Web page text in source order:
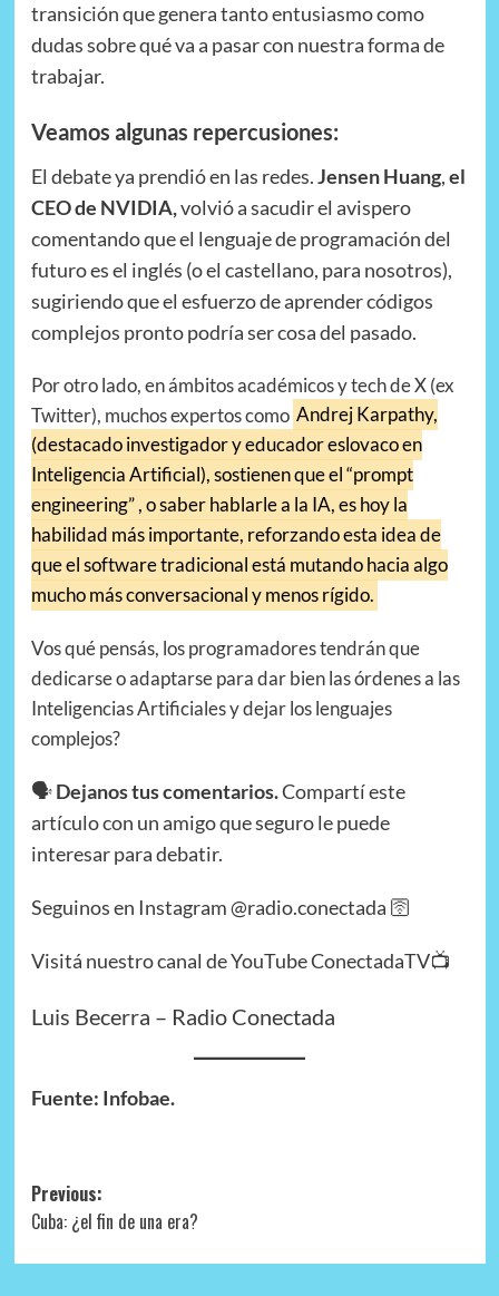
transición que genera tanto entusiasmo como
dudas sobre qué va a pasar con nuestra forma de
trabajar.
Veamos algunas repercusiones:
El debate ya prendió en las redes.Jensen Huang,el
CEO de NVIDIA,volvió a sacudir el avispero
comentando que el lenguaje de programación del
futuro es el inglés (o el castellano, para nosotros),
sugiriendo que el esfuerzo de aprender códigos
complejos pronto podría ser cosa del pasado.
Por otro lado, en ámbitos académicos y tech de X (ex
Twitter), muchos expertos como Andrej Karpathy,
(destacado investigador y educador eslovaco en
Inteligencia Artificial), sostienen que el “prompt
engineering” , o saber hablarle a la IA, es hoy la
habilidad más importante, reforzando esta idea de
que el software tradicional está mutando hacia algo
mucho más conversacional y menos rígido.
Vos qué pensás, los programadores tendrán que
dedicarse o adaptarse para dar bien las órdenes a las
Inteligencias Artificiales y dejar los lenguajes
complejos?
🗣️Dejanos tus comentarios.Compartí este
artículo con un amigo que seguro le puede
interesar para debatir.
Seguinos en Instagram @radio.conectada 🛜
Visitá nuestro canal de YouTube ConectadaTV📺
Luis Becerra – Radio Conectada
Fuente: Infobae.
Post
navigation
Previous:
Cuba: ¿el fin de una era?